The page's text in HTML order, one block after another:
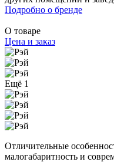
Подробно о бренде
О товаре
Цена и заказ
Ещё 1
Отличительные
малогабаритность и